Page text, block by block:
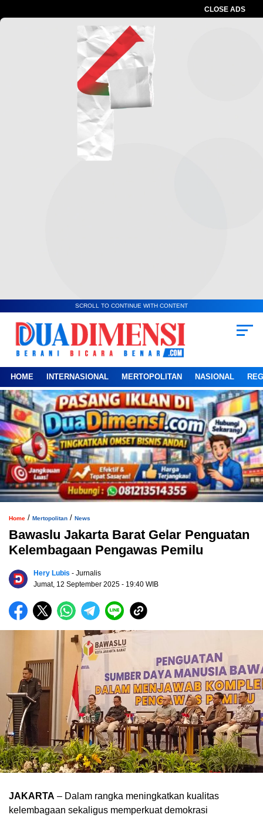
CLOSE ADS
SCROLL TO CONTINUE WITH CONTENT
HOME INTERNASIONAL MERTOPOLITAN NASIONAL
Home / Mertopolitan / News
Bawaslu Jakarta Barat Gelar Penguatan
Kelembagaan Pengawas Pemilu
Hery Lubis - Jurnalis
Jumat, 12 September 2025 - 19:40 WIB
JAKARTA – Dalam rangka meningkatkan kualitas
kelembagaan sekaligus memperkuat demokrasi